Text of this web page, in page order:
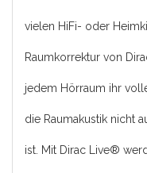
vielen HiFi- oder
Raumkorrektur von
jedem Hörraum ihr
die Raumakustik nicht
ist. Mit Dirac Live®